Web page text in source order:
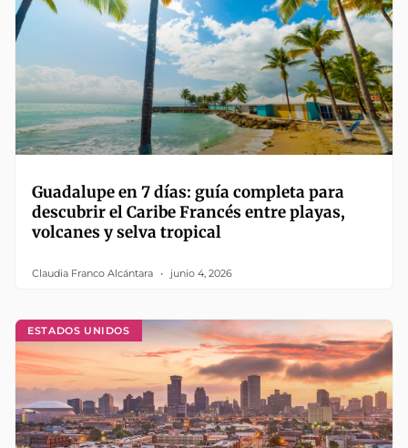
Guadalupe en 7 días: guía completa para
descubrir el Caribe Francés entre playas,
volcanes y selva tropical
Claudia Franco Alcántara junio 4, 2026
ESTADOS UNIDOS